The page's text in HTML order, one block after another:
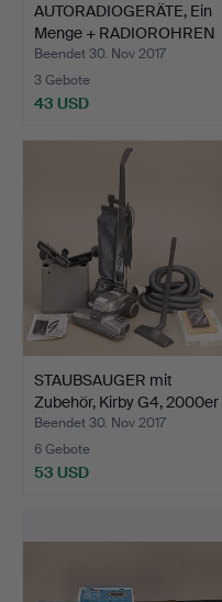
AUTORADIOGERÄTE, Ein
Menge + RADIOROHREN
+…
Beendet 30. Nov 2017
3 Gebote
43 USD
STAUBSAUGER mit
Zubehör, Kirby G4, 2000er
…
Beendet 30. Nov 2017
6 Gebote
53 USD